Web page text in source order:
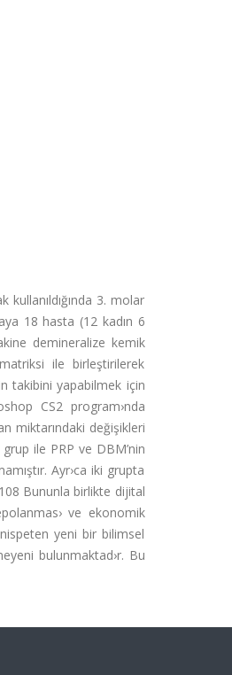
3. molar
18 hasta (12 kadın 6
demineralize kemik
ile birleştirilerek
takibini yapabilmek için
CS2 program›nda
miktarındaki değişikleri
ile PRP ve DBM’nin
Ayr›ca iki grupta
Bununla birlikte dijital
ve ekonomik
yeni bir bilimsel
bulunmaktad›r. Bu